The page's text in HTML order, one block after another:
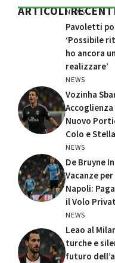
ARTICOLINEWS
Pavoletti
‘Possibile
ho ancora
realizzare’
NEWS
Vozinha
Nuovo
Colo e
NEWS
De Bruyne
Vacanze
Napoli:
il Volo
NEWS
Leao al
turche e
futuro